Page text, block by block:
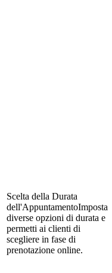
Scelta della Durata
dell'AppuntamentoImposta
diverse opzioni di durata e
permetti ai clienti di
scegliere in fase di
prenotazione online.